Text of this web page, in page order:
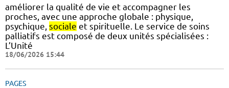
améliorer la qualité de vie et accompagner les
proches, avec une approche globale : physique,
psychique, sociale et spirituelle. Le service de soins
palliatifs est composé de deux unités spécialisées :
L’Unité
18/06/2026 15:44
PAGES